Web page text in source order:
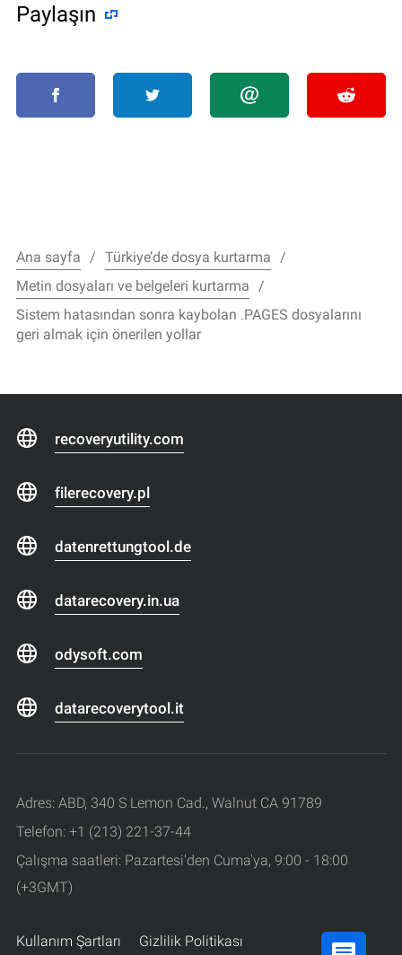
Paylaşın
Ana sayfa
Türkiye’de dosya kurtarma
Metin dosyaları ve belgeleri kurtarma
Sistem hatasından sonra kaybolan .PAGES dosyalarını
geri almak için önerilen yollar
recoveryutility.com
filerecovery.pl
datenrettungtool.de
datarecovery.in.ua
odysoft.com
datarecoverytool.it
Adres: ABD, 340 S Lemon Cad., Walnut CA 91789
Telefon: +1 (213) 221-37-44
Çalışma saatleri: Pazartesi'den Cuma'ya, 9:00 - 18:00
(+3GMT)
Kullanım Şartları Gizlilik Politikası